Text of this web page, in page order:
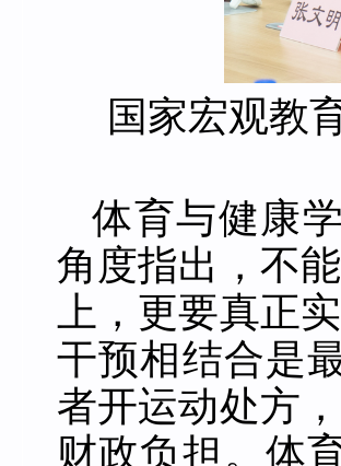
国家宏观教
体育与健康
角度指出，不
上，更要真正
干预相结合是
者开运动处方
财政负担。体